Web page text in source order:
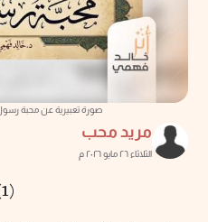
صورة تعبيرية عن محبة
مريد محب
الثلاثاء ٢٦ مايو ٢٠٢٦ م
(1)